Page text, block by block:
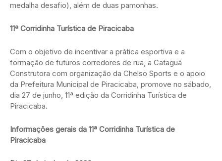
medalha desafio), além de duas pamonhas.
11ª Corridinha Turística de Piracicaba
Com o objetivo de incentivar a prática esportiva e a
formação de futuros corredores de rua, a Cataguá
Construtora com organização da Chelso Sports e o apoio
da Prefeitura Municipal de Piracicaba, promove no sábado,
dia 27 de junho, 11ª edição da Corridinha Turística de
Piracicaba.
Informações gerais da 11ª Corridinha Turística de
Piracicaba